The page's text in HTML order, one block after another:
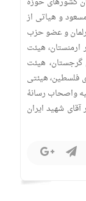
و هیاتی از
و عضو حزب
ارمنستان، هیئت
گرجستان، هیئت
فلسطین، هیئتی
واصحاب رسانهٔ
آقای شهید ایران